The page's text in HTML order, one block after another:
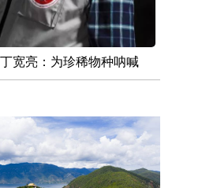
宽亮：为珍稀物种呐喊